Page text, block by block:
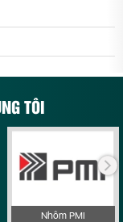
TÔI
Nhôm PMI